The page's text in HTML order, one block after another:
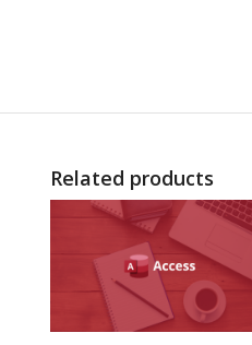
Related products